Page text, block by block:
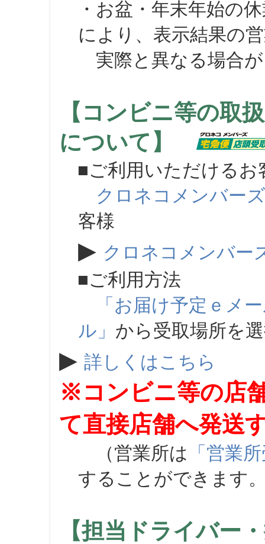
・お盆・年末年始の
により、表示結果の
実際と異なる場合が
【コンビニ等の取
について】
■ご利用いただけるお
クロネコメンバーズ
客様
▶ クロネコメンバー
■ご利用方法
「お届け予定ｅメ
ル」 から受取場所を
▶ 詳しくはこちら
※コンビニ等の店
て直接店舗へ発送
（営業所は 「営業
することができます
【担当ドライバー